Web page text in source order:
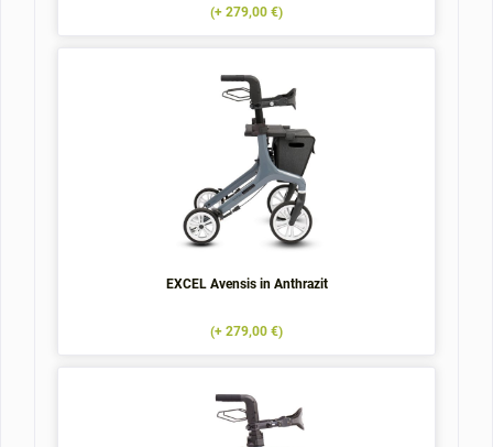
(+ 279,00 €)
EXCEL Avensis in Anthrazit
(+ 279,00 €)